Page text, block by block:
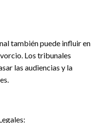
también puede influir en
Los tribunales
las audiencias y la